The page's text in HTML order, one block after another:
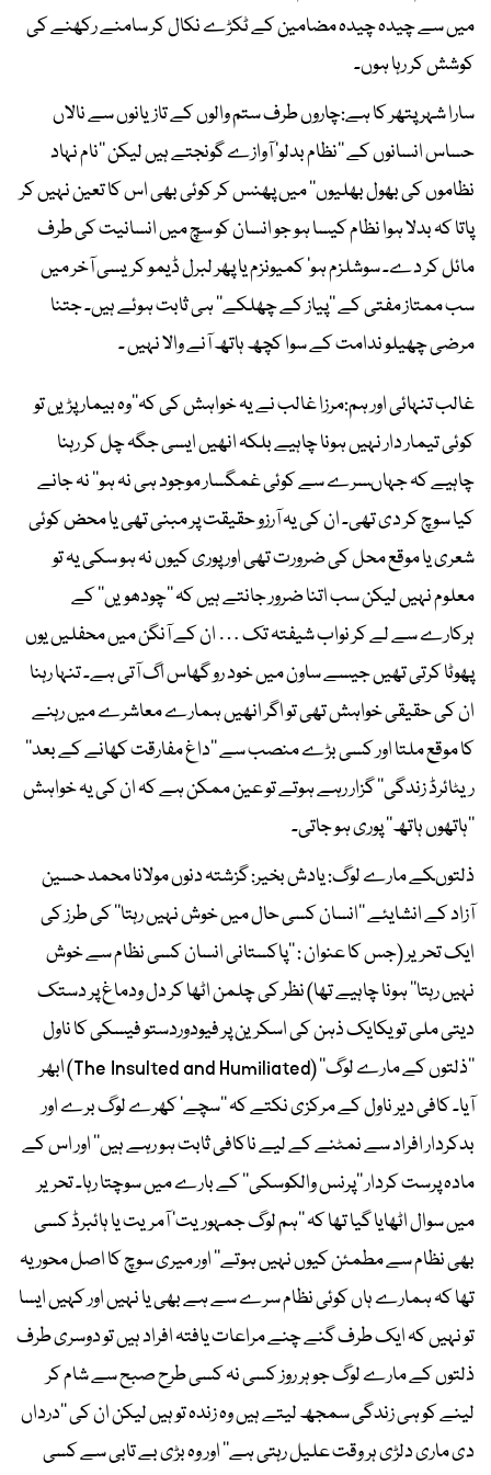
میں سے چیدہ چیدہ مضامین کے ٹکڑے نکال کر سامنے رکھنے کی
کوشش کر رہا ہوں۔
سارا شہر پتھر کا ہے:چاروں طرف ستم والوں کے تازیانوں سے نالاں
حساس انسانوں کے ’’نظام بدلو‘ آوازے گونجتے ہیں لیکن ’’نام نہاد
نظاموں کی بھول بھلیوں‘‘ میں پھنس کر کوئی بھی اس کا تعین نہیں کر
پاتا کہ بدلا ہوا نظام کیسا ہو جو انسان کو سچ میں انسانیت کی طرف
مائل کر دے۔ سوشلزم ہو‘ کمیونزم یا پھر لبرل ڈیمو کریسی آخر میں
سب ممتاز مفتی کے ’’پیاز کے چھلکے‘‘ ہی ثابت ہوئے ہیں۔ جتنا
مرضی چھیلو ندامت کے سوا کچھ ہاتھ آنے والا نہیں ۔
غالب تنہائی اور ہم:مرزا غالب نے یہ خواہش کی کہ’’وہ بیمار پڑیں تو
کوئی تیمار دار نہیں ہونا چاہیے بلکہ انھیں ایسی جگہ چل کر رہنا
چاہیے کہ جہاںسرے سے کوئی غمگسار موجود ہی نہ ہو‘‘ نہ جانے
کیا سوچ کر دی تھی۔ ان کی یہ آرزو حقیقت پر مبنی تھی یا محض کوئی
شعری یا موقع محل کی ضرورت تھی اور پوری کیوں نہ ہو سکی یہ تو
معلوم نہیں لیکن سب اتنا ضرور جانتے ہیں کہ ’’چودھویں‘‘ کے
ہرکارے سے لے کر نواب شیفتہ تک … ان کے آنگن میں محفلیں یوں
پھوٹا کرتی تھیں جیسے ساون میں خود رو گھاس اگ آتی ہے۔ تنہا رہنا
ان کی حقیقی خواہش تھی تو اگر انھیں ہمارے معاشرے میں رہنے
کا موقع ملتا اور کسی بڑے منصب سے ’’داغ مفارقت کھانے کے بعد‘‘
ریٹائرڈ زندگی‘‘ گزار رہے ہوتے تو عین ممکن ہے کہ ان کی یہ خواہش
’’ہاتھوں ہاتھ‘‘ پوری ہو جاتی۔
ذلتوںکے مارے لوگ: یادش بخیر: گزشتہ دنوں مولانا محمد حسین
آزاد کے انشایئے ’’انسان کسی حال میں خوش نہیں رہتا‘‘ کی طرز کی
ایک تحریر (جس کا عنوان : ’’پاکستانی انسان کسی نظام سے خوش
نہیں رہتا‘‘ ہونا چاہیے تھا) نظر کی چلمن اٹھا کر دل ودماغ پر دستک
دیتی ملی تو یکایک ذہن کی اسکرین پر فیودوردستو فیسکی کا ناول
’’ذلتوں کے مارے لوگ‘‘ (The Insulted and Humiliated) ابھر
آیا۔ کافی دیر ناول کے مرکزی نکتے کہ ’’سچے‘ کھرے لوگ برے اور
بدکردار افراد سے نمٹنے کے لیے ناکافی ثابت ہو رہے ہیں‘‘ اور اس کے
مادہ پرست کردار ’’پرنس والکوسکی‘‘ کے بارے میں سوچتا رہا۔ تحریر
میں سوال اٹھایا گیا تھا کہ ’’ہم لوگ جمہوریت‘ آمریت یا ہائبرڈ کسی
بھی نظام سے مطمئن کیوں نہیں ہوتے‘‘ اور میری سوچ کا اصل محور یہ
تھا کہ ہمارے ہاں کوئی نظام سرے سے ہے بھی یا نہیں اور کہیں ایسا
تو نہیں کہ ایک طرف گنے چنے مراعات یافتہ افراد ہیں تو دوسری طرف
ذلتوں کے مارے لوگ جو ہر روز کسی نہ کسی طرح صبح سے شام کر
لینے کو ہی زندگی سمجھ لیتے ہیں وہ زندہ تو ہیں لیکن ان کی ’’درداں
دی ماری دلڑی ہر وقت علیل رہتی ہے‘‘ اور وہ بڑی بے تابی سے کسی